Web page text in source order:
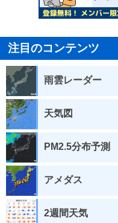
注目のコンテンツ
雨雲レーダー
天気図
PM2.5分布予測
アメダス
2週間天気